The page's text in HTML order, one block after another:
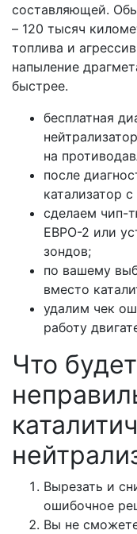
составляющей.
– 120 тысяч
топлива и
напыление
быстрее.
бесплатная
на
после
катализатор
сделаем чип-
ЕВРО-2 или
зондов;
по вашему
вместо
удалим чек
работу
Что
Вырезать и
ошибочное
Вы не